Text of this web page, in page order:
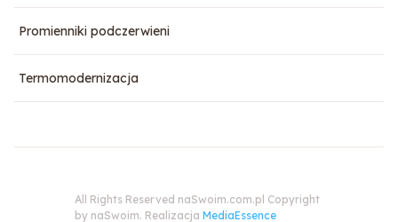
Promienniki podczerwieni
Termomodernizacja
All Rights Reserved naSwoim.com.pl Copyright
by naSwoim. Realizacja MediaEssence